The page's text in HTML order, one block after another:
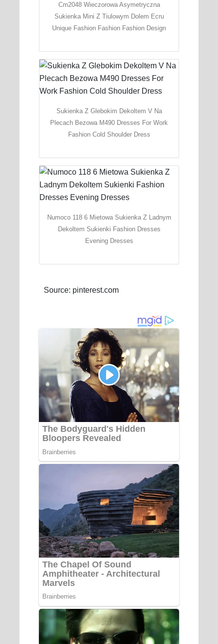
Cm2048 Wieczorowa Asymetryczna
Sukienka Mini Z Tiulowym Dolem Ecru
Unique Fashion Fashion Fashion Design
Sukienka Z Glebokim Dekoltem V Na
Plecach Bezowa M490 Dresses For Work
Fashion Cold Shoulder Dress
Numoco 118 6 Mietowa Sukienka Z Ladnym
Dekoltem Sukienki Fashion Dresses
Evening Dresses
Source: pinterest.com